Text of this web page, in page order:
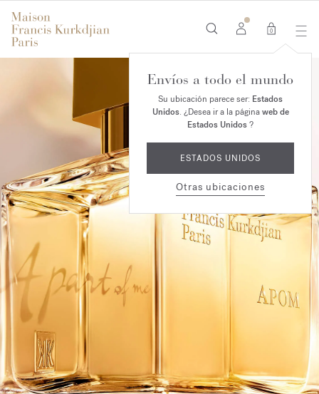
0
Envíos a todo el mundo
Su ubicación parece ser: Estados
Unidos. ¿Desea ir a la páginaweb de
Estados Unidos?
ESTADOS UNIDOS
Otras ubicaciones